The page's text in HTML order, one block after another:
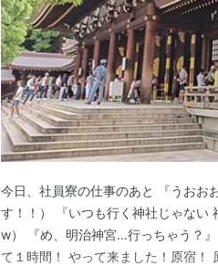
今日、社員寮の仕事のあと 『うおお
す！！） 『いつも行く神社じゃない
w） 『め、明治神宮…行っちゃう？
て１時間！ やって来ました！原宿！